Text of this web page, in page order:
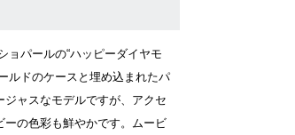
ョパールの“ハッピーダイヤモ
ルドのケースと埋め込まれたパ
ジャスなモデルですが、アクセ
ーの色彩も鮮やかです。ムービ